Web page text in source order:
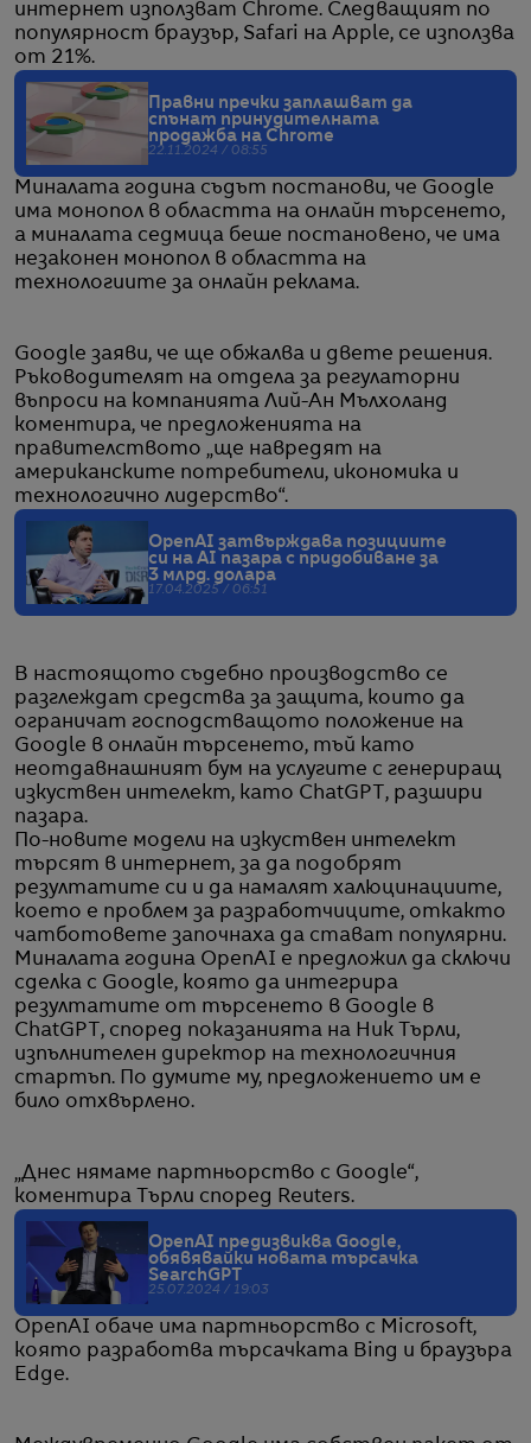
интернет използват Chrome. Следващият по
популярност браузър, Safari на Apple, се използва
от 21%.
Правни пречки заплашват да
спънат принудителната
продажба на Chrome
22.11.2024 / 08:55
Миналата година съдът постанови, че Google
има монопол в областта на онлайн търсенето,
а миналата седмица беше постановено, че има
незаконен монопол в областта на
технологиите за онлайн реклама.
Google заяви, че ще обжалва и двете решения.
Ръководителят на отдела за регулаторни
въпроси на компанията Лий-Ан Мълхоланд
коментира, че предложенията на
правителството „ще навредят на
американските потребители, икономика и
технологично лидерство“.
OpenAI затвърждава позициите
си на AI пазара с придобиване за
3 млрд. долара
17.04.2025 / 06:51
В настоящото съдебно производство се
разглеждат средства за защита, които да
ограничат господстващото положение на
Google в онлайн търсенето, тъй като
неотдавнашният бум на услугите с генериращ
изкуствен интелект, като ChatGPT, разшири
пазара.
По-новите модели на изкуствен интелект
търсят в интернет, за да подобрят
резултатите си и да намалят халюцинациите,
което е проблем за разработчиците, откакто
чатботовете започнаха да стават популярни.
Миналата година OpenAI е предложил да сключи
сделка с Google, която да интегрира
резултатите от търсенето в Google в
ChatGPT, според показанията на Ник Търли,
изпълнителен директор на технологичния
стартъп. По думите му, предложението им е
било отхвърлено.
„Днес нямаме партньорство с Google“,
коментира Търли според Reuters.
OpenAI предизвиква Google,
обявявайки новата търсачка
SearchGPT
25.07.2024 / 19:03
OpenAI обаче има партньорство с Microsoft,
която разработва търсачката Bing и браузъра
Edge.